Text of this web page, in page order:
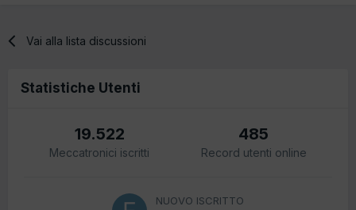
Vai alla lista discussioni
Statistiche Utenti
19.522
Meccatronici iscritti
485
Record utenti online
NUOVO ISCRITTO